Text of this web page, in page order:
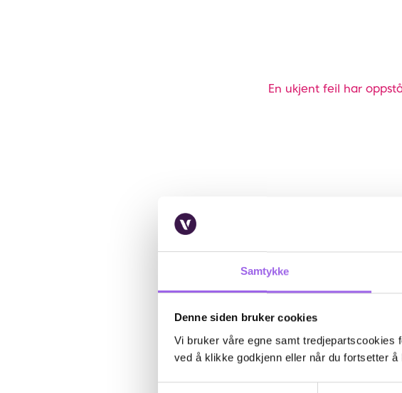
Samtykke
Denne siden bruker cookies
Vi bruker våre egne samt tredjepartscookies
ved å klikke godkjenn eller når du fortsetter å
En ukjent feil har